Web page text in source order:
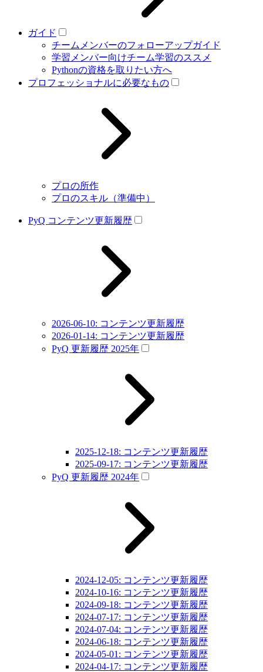
ガイド
チームメンバーのフォローアップガイド
学習メンバー向けチーム学習のススメ
Pythonの資格を取りたい方へ
プロフェッショナルに必要なもの
プロの所作
プロのスキル（準備中）
PyQ コンテンツ更新履歴
2026-06-10: コンテンツ更新履歴
2026-01-14: コンテンツ更新履歴
PyQ 更新履歴 2025年
2025-12-18: コンテンツ更新履歴
2025-09-17: コンテンツ更新履歴
PyQ 更新履歴 2024年
2024-12-05: コンテンツ更新履歴
2024-10-16: コンテンツ更新履歴
2024-09-18: コンテンツ更新履歴
2024-07-17: コンテンツ更新履歴
2024-07-04: コンテンツ更新履歴
2024-06-18: コンテンツ更新履歴
2024-05-01: コンテンツ更新履歴
2024-04-17: コンテンツ更新履歴